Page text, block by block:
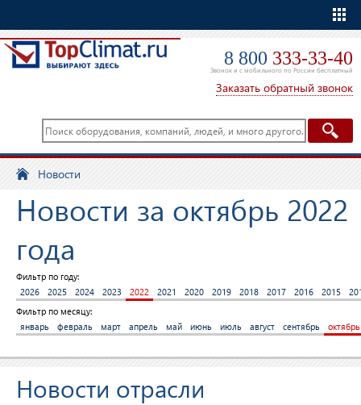
8 800 333-33-40
Звонок и с мобильного по России бесплатный
Заказать обратный звонок
Новости
Новости за октябрь 2022
года
Фильтр по году:
2026
2025 2024 2023 2022 2021 2020 2019 2018 2017 2016 2015
Фильтр по месяцу:
январь
февраль март апрель май июнь июль август сентябрь октябрь
Новости отрасли